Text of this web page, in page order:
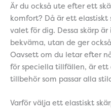
Är du också ute efter ett
komfort? Då är ett
valet för dig. Dessa skärp
bekväma, utan de ger
Oavsett om du letar efter
för speciella tillfällen, är
tillbehör som passar alla
Varför välja ett elastiskt